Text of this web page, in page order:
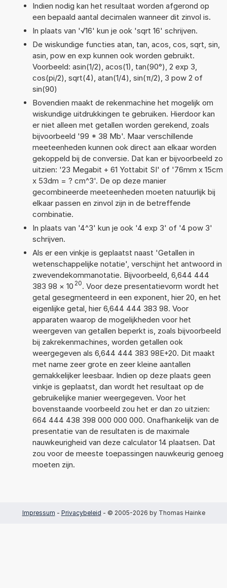
Indien nodig kan het resultaat worden afgerond op
een bepaald aantal decimalen wanneer dit zinvol is.
In plaats van '√16' kun je ook 'sqrt 16' schrijven.
De wiskundige functies atan, tan, acos, cos, sqrt, sin,
asin, pow en exp kunnen ook worden gebruikt.
Voorbeeld: asin(1/2), acos(1), tan(90°), 2 exp 3,
cos(pi/2), sqrt(4), atan(1/4), sin(π/2), 3 pow 2 of
sin(90)
Bovendien maakt de rekenmachine het mogelijk om
wiskundige uitdrukkingen te gebruiken. Hierdoor kan
er niet alleen met getallen worden gerekend, zoals
bijvoorbeeld '99 * 38 Mb'. Maar verschillende
meeteenheden kunnen ook direct aan elkaar worden
gekoppeld bij de conversie. Dat kan er bijvoorbeeld zo
uitzien: '23 Megabit + 61 Yottabit SI' of '76mm x 15cm
x 53dm = ? cm^3'. De op deze manier
gecombineerde meeteenheden moeten natuurlijk bij
elkaar passen en zinvol zijn in de betreffende
combinatie.
In plaats van '4^3' kun je ook '4 exp 3' of '4 pow 3'
schrijven.
Als er een vinkje is geplaatst naast 'Getallen in
wetenschappelijke notatie', verschijnt het antwoord in
zwevendekommanotatie. Bijvoorbeeld, 6,644 444
383 98 × 10 20. Voor deze presentatievorm wordt het
getal gesegmenteerd in een exponent, hier 20, en het
eigenlijke getal, hier 6,644 444 383 98. Voor
apparaten waarop de mogelijkheden voor het
weergeven van getallen beperkt is, zoals bijvoorbeeld
bij zakrekenmachines, worden getallen ook
weergegeven als 6,644 444 383 98E+20. Dit maakt
met name zeer grote en zeer kleine aantallen
gemakkelijker leesbaar. Indien op deze plaats geen
vinkje is geplaatst, dan wordt het resultaat op de
gebruikelijke manier weergegeven. Voor het
bovenstaande voorbeeld zou het er dan zo uitzien:
664 444 438 398 000 000 000. Onafhankelijk van de
presentatie van de resultaten is de maximale
nauwkeurigheid van deze calculator 14 plaatsen. Dat
zou voor de meeste toepassingen nauwkeurig genoeg
moeten zijn.
Impressum - Privacybeleid - © 2005-2026 by Thomas Hainke